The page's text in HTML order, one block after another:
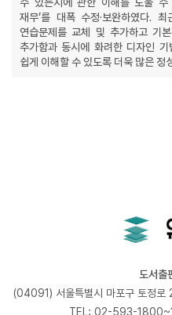
재무’를 대폭 수정·보완하였다.
연습문제를 교체 및 추가하고 기
추가함과 동시에 화려한 디자인
쉽게 이해할 수 있도록 더욱 많은 정
도서출
(04091) 서울특별시 마포구 토정로
TEL: 02-593-1800~1